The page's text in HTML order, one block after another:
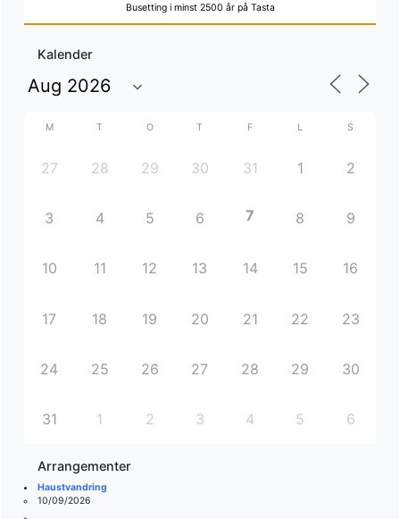
Busetting i minst 2500 år på Tasta
Kalender
M T O T F L S
27 28 29 30 31 1 2
3 4 5 6 7 8 9
10 11 12 13 14 15 16
17 18 19 20 21 22 23
24 25 26 27 28 29 30
31 1 2 3 4 5 6
Arrangementer
Haustvandring
10/09/2026